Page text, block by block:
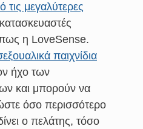
τις μεγαλύτερες
κατασκευαστές
η LoveSense.
παιχνίδια
ήχο των
και μπορούν να
όσο περισσότερο
ο πελάτης, τόσο